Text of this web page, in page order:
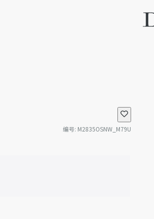
编号: M2835OSNW_M79U